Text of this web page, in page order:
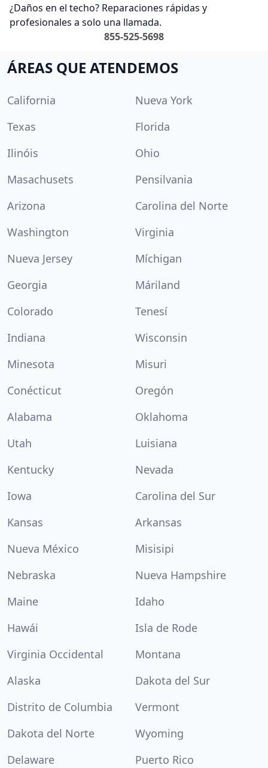
¿Daños en el techo? Reparaciones rápidas y
profesionales a solo una llamada.
855-525-5698
ÁREAS QUE ATENDEMOS
California
Nueva York
Texas
Florida
Ilinóis
Ohio
Masachusets
Pensilvania
Arizona
Carolina del Norte
Washington
Virginia
Nueva Jersey
Míchigan
Georgia
Máriland
Colorado
Tenesí
Indiana
Wisconsin
Minesota
Misuri
Conécticut
Oregón
Alabama
Oklahoma
Utah
Luisiana
Kentucky
Nevada
Iowa
Carolina del Sur
Kansas
Arkansas
Nueva México
Misisipi
Nebraska
Nueva Hampshire
Maine
Idaho
Hawái
Isla de Rode
Virginia Occidental
Montana
Alaska
Dakota del Sur
Distrito de Columbia
Vermont
Dakota del Norte
Wyoming
Delaware
Puerto Rico